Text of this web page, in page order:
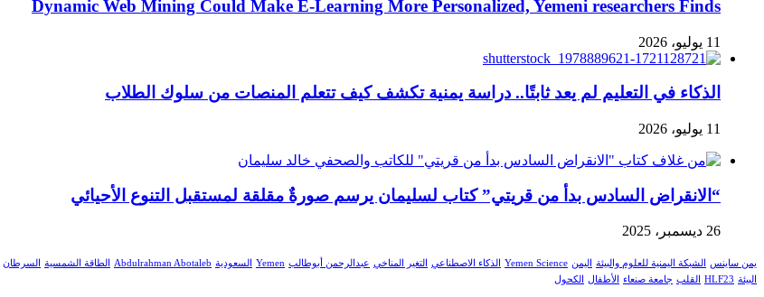
Dynamic Web Mining Could Make E-Learning More Personalized, Yemeni researchers Finds
11 يوليو، 2026
الذكاء في التعليم لم يعد ثابتًا.. دراسة يمنية تكشف كيف تتعلم المنصات من سلوك الطلاب
11 يوليو، 2026
“الانقراض السادس بدأ من قريتي” كتاب لسليمان يرسم صورةٌ مقلقة لمستقبل التنوع الأحيائي
26 ديسمبر، 2025
يمن ساينس الشبكة اليمنية للعلوم والبيئة اليمن Yemen Science الذكاء الاصطناعي التغير المناخي عبدالرحمن أبوطالب Yemen السعودية Abdulrahman Abotaleb الطاقة الشمسية السرطان
البيئة HLF23 القلب جامعة صنعاء الأطفال الكحول